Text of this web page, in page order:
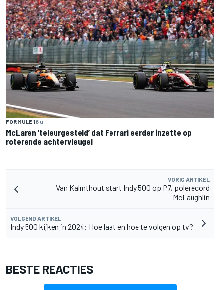
FORMULE 16 u
McLaren ‘teleurgesteld’ dat Ferrari eerder inzette op
roterende achtervleugel
VORIG ARTIKEL
Van Kalmthout start Indy 500 op P7, polerecord
McLaughlin
VOLGEND ARTIKEL
Indy 500 kijken in 2024: Hoe laat en hoe te volgen op tv?
BESTE REACTIES